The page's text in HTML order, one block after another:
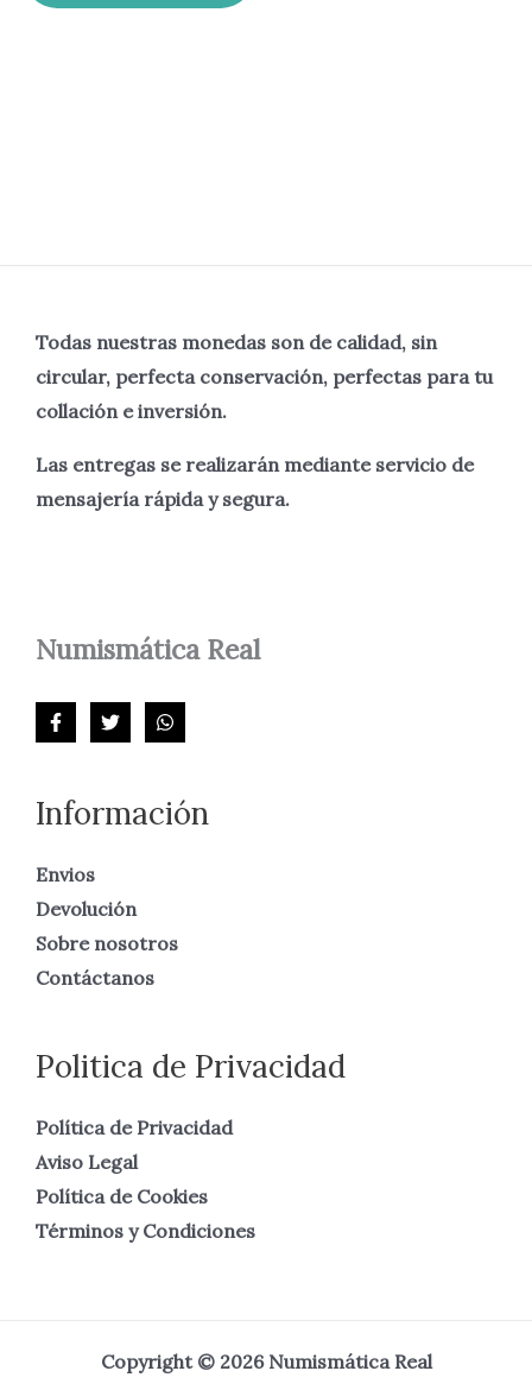
Todas nuestras monedas son de calidad, sin
circular, perfecta conservación, perfectas para tu
collación e inversión.
Las entregas se realizarán mediante servicio de
mensajería rápida y segura.
NumismáticaReal
Información
Envios
Devolución
Sobre nosotros
Contáctanos
Politica de Privacidad
Política de Privacidad
Aviso Legal
Política de Cookies
Términos y Condiciones
Copyright © 2026 Numismática Real